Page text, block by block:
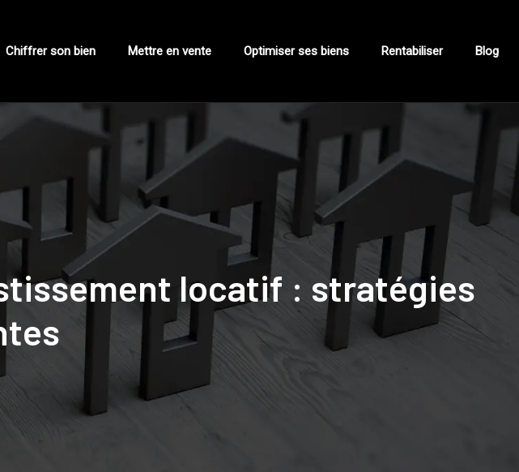
Chiffrer son bien Mettre en vente Optimiser ses biens Rentabiliser Blog
locatif : stratégies